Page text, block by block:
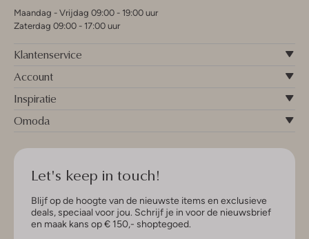
Maandag - Vrijdag 09:00 - 19:00 uur
Zaterdag 09:00 - 17:00 uur
Klantenservice
Account
Inspiratie
Omoda
Let's keep in touch!
Blijf op de hoogte van de nieuwste items en exclusieve
deals, speciaal voor jou. Schrijf je in voor de nieuwsbrief
en maak kans op € 150,- shoptegoed.